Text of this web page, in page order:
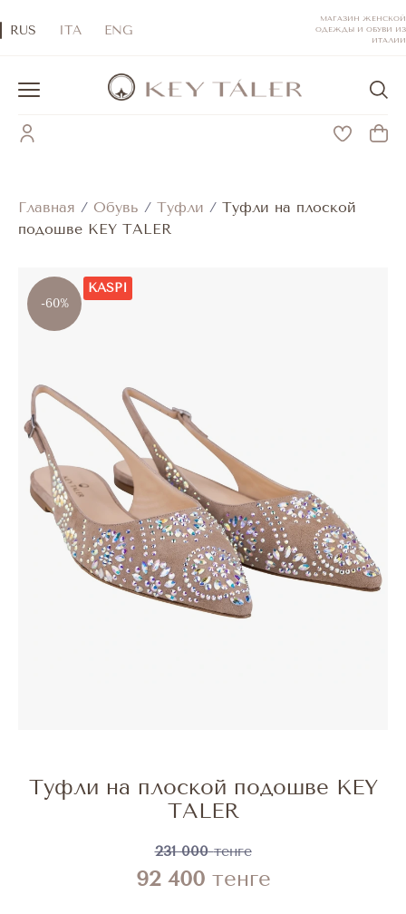
RUS ITA ENG
МАГАЗИН ЖЕНСКОЙ
ОДЕЖДЫ И ОБУВИ ИЗ
ИТАЛИИ
Главная / Обувь / Туфли / Туфли на плоской
подошве KEY TALER
-60%
KASPI
Туфли на плоской подошве KEY
TALER
231 000 тенге
92 400 тенге